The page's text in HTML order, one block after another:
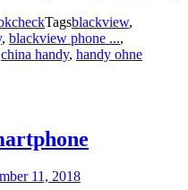
Tagsblackview,
, blackview phone ...,
china handy, handy ohne
11, 2018